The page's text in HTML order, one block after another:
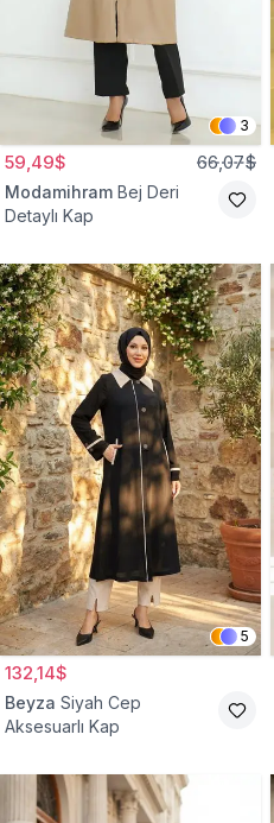
3
59,49$ 66,07$
Modamihram Bej Deri
Detaylı Kap
5
132,14$
Beyza Siyah Cep
Aksesuarlı Kap